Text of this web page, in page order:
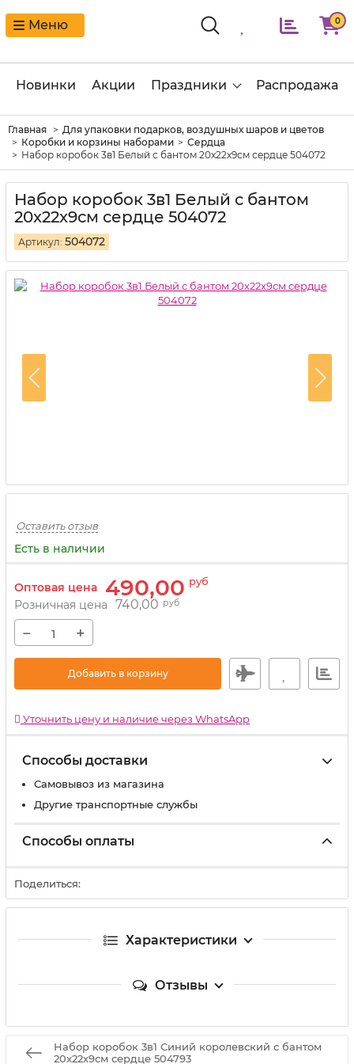
Меню 0
Новинки Акции Праздники Распродажа
Главная
Для упаковки подарков, воздушных шаров и цветов
Коробки и корзины наборами
Сердца
Набор коробок 3в1 Белый с бантом 20x22x9см сердце 504072
Набор коробок 3в1 Белый с бантом
20x22x9см сердце 504072
Артикул: 504072
Оставить отзыв
Есть в наличии
Оптовая цена 490,00 руб
Розничная цена 740,00 руб
− +
Добавить в корзину
Уточнить цену и наличие через WhatsApp
Способы доставки
Самовывоз из магазина
Другие транспортные службы
Способы оплаты
Поделиться:
Характеристики
Отзывы
Набор коробок 3в1 Синий королевский с бантом
20x22x9см сердце 504793